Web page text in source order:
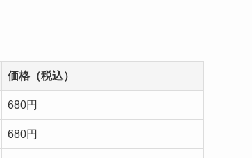
価格（税込）
680円
680円